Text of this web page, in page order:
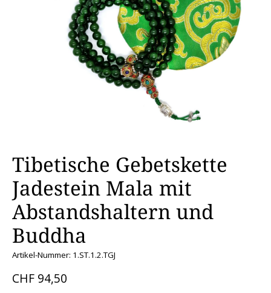
Tibetische Gebetskette
Jadestein Mala mit
Abstandshaltern und
Buddha
Artikel-Nummer: 1.ST.1.2.TGJ
CHF 94,50